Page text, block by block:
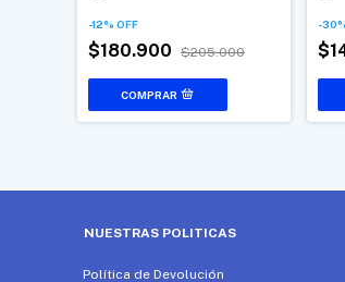
-12% OFF
$180.900 $205.000
-30
NUESTRAS POLITICAS
Política de Devolución